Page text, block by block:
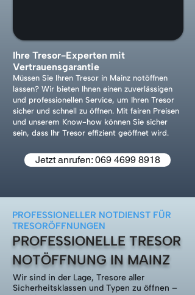
Ihre Tresor-Experten mit
Vertrauensgarantie
Müssen Sie Ihren Tresor in Mainz notöffnen
lassen? Wir bieten Ihnen einen zuverlässigen
und professionellen Service, um Ihren Tresor
sicher und schnell zu öffnen. Mit fairen Preisen
und unserem Know-how können Sie sicher
sein, dass Ihr Tresor effizient geöffnet wird.
Jetzt anrufen: 069 4699 8918
PROFESSIONELLER NOTDIENST FÜR
TRESORÖFFNUNGEN
PROFESSIONELLE TRESOR
NOTÖFFNUNG IN MAINZ
Wir sind in der Lage, Tresore aller
Sicherheitsklassen und Typen zu öffnen –